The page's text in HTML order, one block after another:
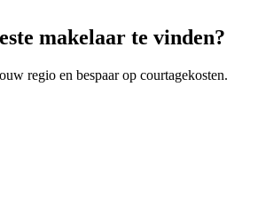
makelaar te vinden?
regio en bespaar op courtagekosten.